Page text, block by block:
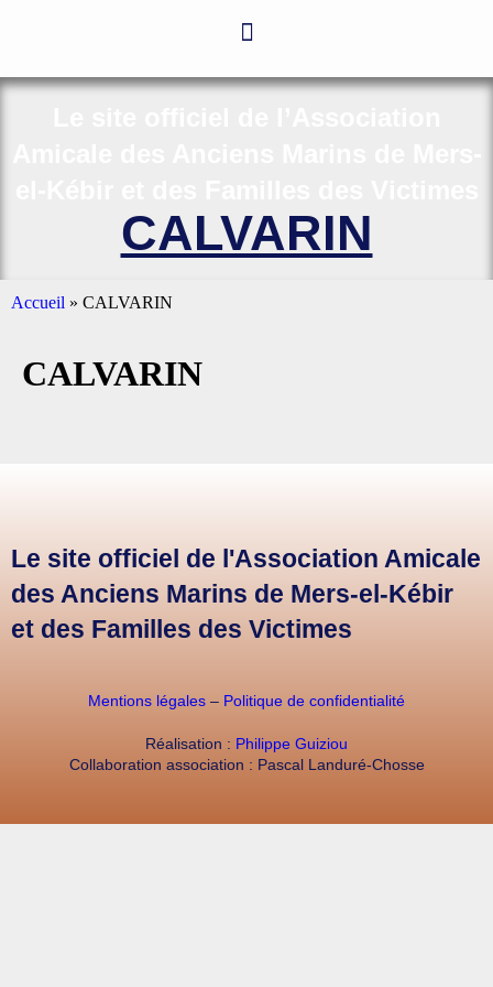
CALVARIN
Accueil » CALVARIN
CALVARIN
Le site officiel de l'Association Amicale
des Anciens Marins de Mers-el-Kébir
et des Familles des Victimes
Mentions légales – Politique de confidentialité
Réalisation : Philippe Guiziou
Collaboration association : Pascal Landuré-Chosse